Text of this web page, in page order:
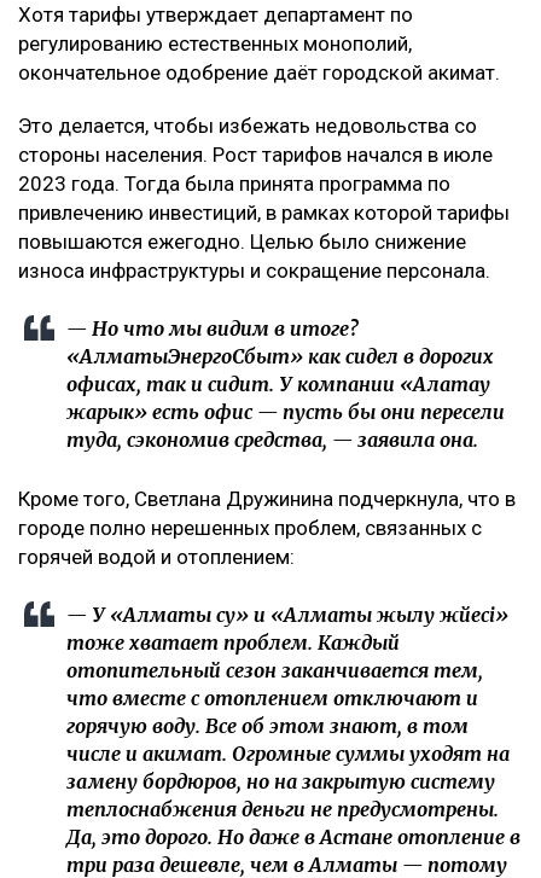
Хотя тарифы утверждает департамент по
регулированию естественных монополий,
окончательное одобрение даёт городской акимат.
Это делается, чтобы избежать недовольства со
стороны населения. Рост тарифов начался в июле
2023 года. Тогда была принята программа по
привлечению инвестиций, в рамках которой тарифы
повышаются ежегодно. Целью было снижение
износа инфраструктуры и сокращение персонала.
— Но что мы видим в итоге?
«АлматыЭнергоСбыт» как сидел в дорогих
офисах, так и сидит. У компании «Алатау
жарык» есть офис — пусть бы они пересели
туда, сэкономив средства, — заявила она.
Кроме того, Светлана Дружинина подчеркнула, что в
городе полно нерешенных проблем, связанных с
горячей водой и отоплением:
— У «Алматы су» и «Алматы жылу жүйесі»
тоже хватает проблем. Каждый
отопительный сезон заканчивается тем,
что вместе с отоплением отключают и
горячую воду. Все об этом знают, в том
числе и акимат. Огромные суммы уходят на
замену бордюров, но на закрытую систему
теплоснабжения деньги не предусмотрены.
Да, это дорого. Но даже в Астане отопление в
три раза дешевле, чем в Алматы — потому